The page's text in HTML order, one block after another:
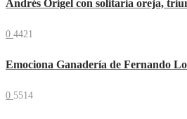
Andrés Origel con solitaria oreja,
0 4421
Emociona Ganadería de Fernando
0 5514